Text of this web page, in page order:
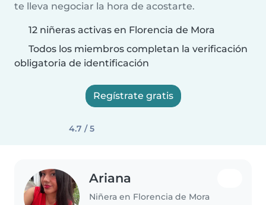
te lleva negociar la hora de acostarte.
12 niñeras activas en Florencia de Mora
Todos los miembros completan la verificación
obligatoria de identificación
Regístrate gratis
4.7 / 5
Ariana
Niñera en Florencia de Mora